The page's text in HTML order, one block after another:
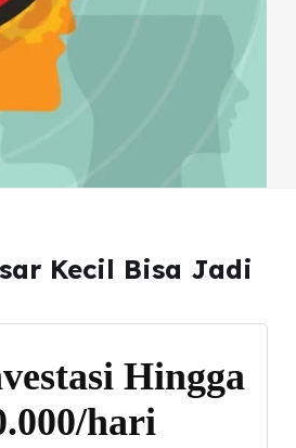
Kecil Bisa Jadi